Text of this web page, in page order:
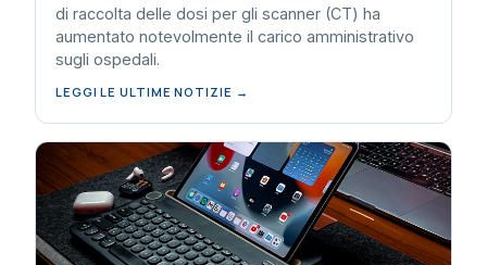
di raccolta delle dosi per gli scanner (CT) ha
aumentato notevolmente il carico amministrativo
sugli ospedali.
LEGGI LE ULTIME NOTIZIE →